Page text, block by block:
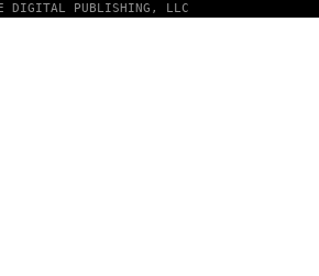
DIGITAL PUBLISHING, LLC